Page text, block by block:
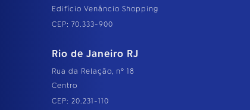
Edifício Venâncio Shopping
CEP: 70.333-900
Rio de Janeiro RJ
Rua da Relação, nº 18
Centro
CEP: 20.231-110